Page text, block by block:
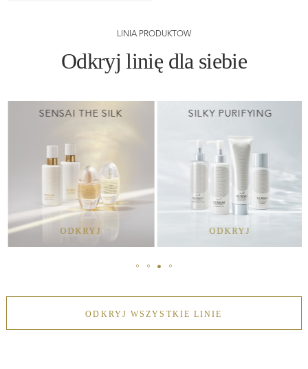
LINIA PRODUKTÓW
Odkryj linię dla siebie
SENSAI THE SILK
ODKRYJ
SILKY PURIFYING
ODKRYJ
ODKRYJ WSZYSTKIE LINIE